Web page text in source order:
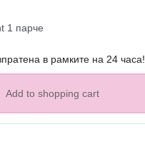
1 парче
в рамките на 24 часа!
Add to shopping cart